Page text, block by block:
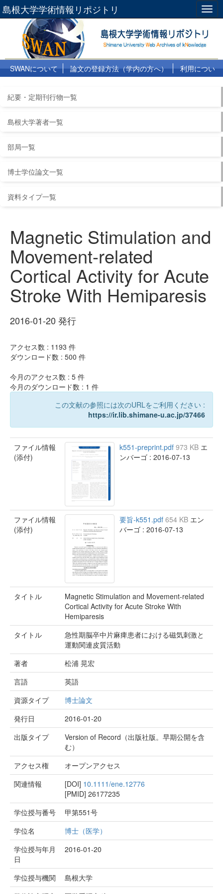
島根大学学術情報リポジトリ
SWANについて 論文の登録方法（学内の方へ）
利用につい
紀要・定期刊行物一覧
島根大学著者一覧
部局一覧
博士学位論文一覧
資料タイプ一覧
Magnetic Stimulation and
Movement-related
Cortical Activity for Acute
Stroke With Hemiparesis
2016-01-20 発行
アクセス数 : 1193 件
ダウンロード数 : 500 件
今月のアクセス数 : 5 件
今月のダウンロード数 : 1 件
この文献の参照には次のURLをご利用ください :
https://ir.lib.shimane-u.ac.jp/37466
ファイル情報
(添付)
k551-preprint.pdf 973 KB エ
ンバーゴ : 2016-07-13
ファイル情報
(添付)
要旨-k551.pdf 654 KB エン
バーゴ : 2016-07-13
タイトル
Magnetic Stimulation and Movement-related
Cortical Activity for Acute Stroke With
Hemiparesis
タイトル
急性期脳卒中片麻痺患者における磁気刺激と
運動関連皮質活動
著者
松浦 晃宏
言語
英語
資源タイプ
博士論文
発行日
2016-01-20
出版タイプ
Version of Record（出版社版。早期公開を含
む）
アクセス権
オープンアクセス
関連情報
[DOI] 10.1111/ene.12776
[PMID] 26177235
学位授与番号
甲第551号
学位名
博士（医学）
学位授与年月
日
2016-01-20
学位授与機関
島根大学